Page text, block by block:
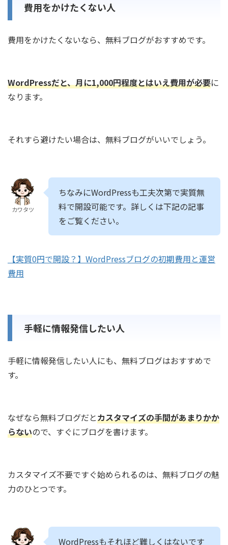
費用をかけたくない人
費用をかけたくないなら、無料ブログがおすすめです。
WordPressだと、月に1,000円程度とはいえ費用が必要に
なります。
それすら避けたい場合は、無料ブログがいいでしょう。
カワタツ
ちなみにWordPressも工夫次第で実質無
料で開設可能です。詳しくは下記の記事
をご覧ください。
【実質0円で開設？】WordPressブログの初期費用と運営
費用
手軽に情報発信したい人
手軽に情報発信したい人にも、無料ブログはおすすめで
す。
なぜなら無料ブログだとカスタマイズの手間があまりかか
らないので、すぐにブログを書けます。
カスタマイズ不要ですぐ始められるのは、無料ブログの魅
力のひとつです。
WordPressもそれほど難しくはないです